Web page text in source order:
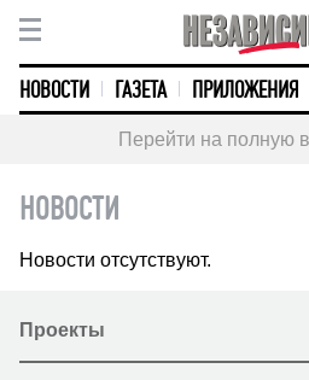
НОВОСТИ ГАЗЕТА ПРИЛОЖЕНИЯ
Перейти на полную
НОВОСТИ
Новости отсутствуют.
Проекты